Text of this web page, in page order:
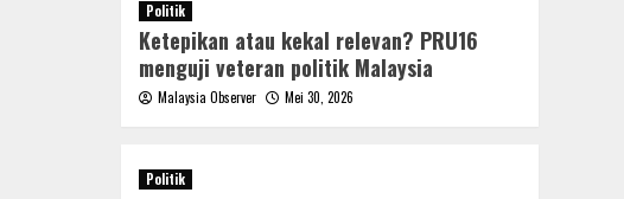
Politik
Ketepikan atau kekal relevan? PRU16
menguji veteran politik Malaysia
Malaysia Observer Mei 30, 2026
Politik